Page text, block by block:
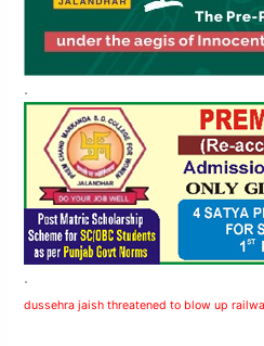
.
.
dussehra jaish threatened to blow up